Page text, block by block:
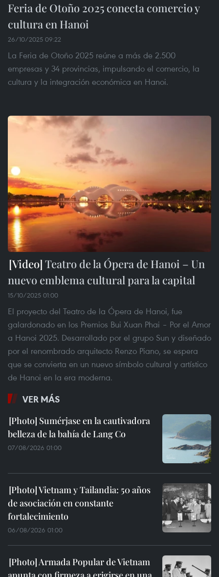
Feria de Otoño 2025 conecta comercio y
cultura en Hanoi
26/10/2025 09:22
La Feria de Otoño 2025 reúne a más de 2.500
empresas y 34 provincias, impulsando el comercio, la
cultura y la integración económica en Hanoi.
Teatro de la Ópera de Hanoi – Un
nuevo emblema cultural para la capital
15/10/2025 01:00
El proyecto del Teatro de la Ópera de Hanoi, fue
galardonado en los Premios Bui Xuan Phai – Por el Amor
a Hanoi 2025. Desarrollado por el grupo Sun y diseñado
por el renombrado arquitecto Renzo Piano, se espera
que se convierta en un nuevo símbolo cultural y artístico
de Hanoi en la era moderna.
VER MÁS
Sumérjase en la cautivadora
belleza de la bahía de Lang Co
07/08/2026 01:00
Vietnam y Tailandia: 50 años
de asociación en constante
fortalecimiento
06/08/2026 01:00
Armada Popular de Vietnam